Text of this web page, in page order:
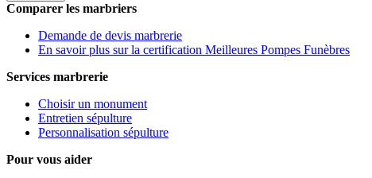
Comparer les marbriers
Demande de devis marbrerie
En savoir plus sur la certification Meilleures Pompes Funèbres
Services marbrerie
Choisir un monument
Entretien sépulture
Personnalisation sépulture
Pour vous aider